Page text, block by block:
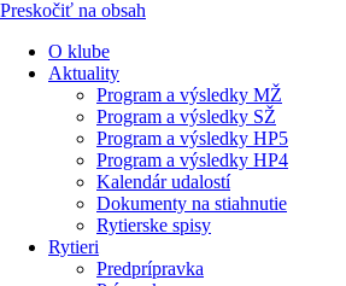
Preskočiť na obsah
O klube
Aktuality
Program a výsledky MŽ
Program a výsledky SŽ
Program a výsledky HP5
Program a výsledky HP4
Kalendár udalostí
Dokumenty na stiahnutie
Rytierske spisy
Rytieri
Predprípravka